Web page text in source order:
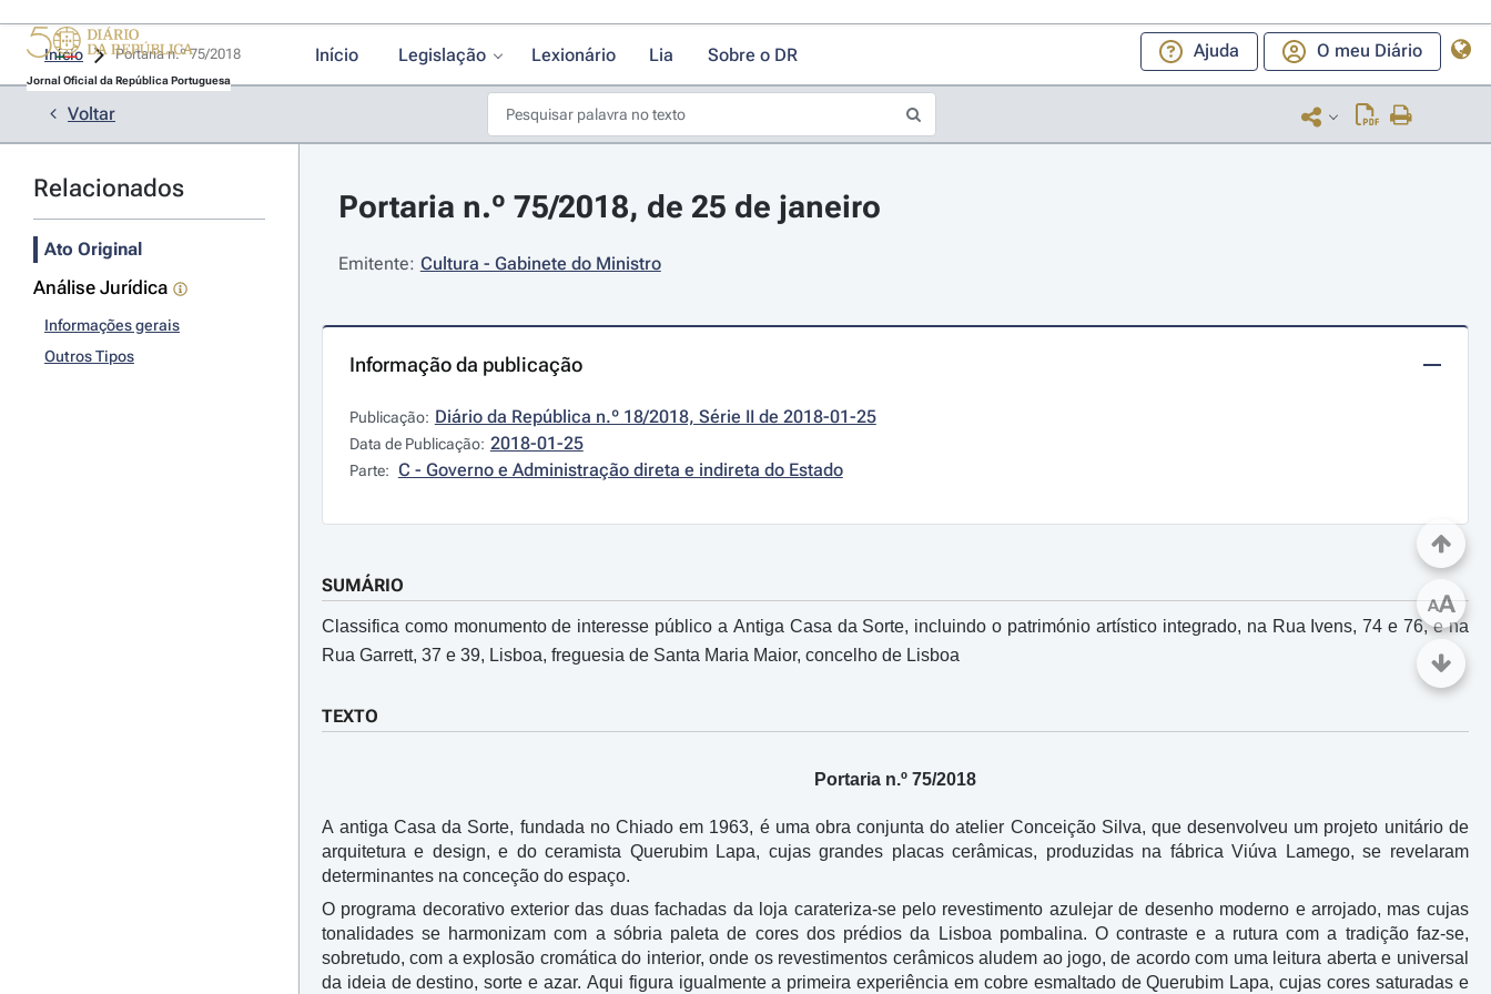
Jornal Oficial da República Portuguesa
Início Legislação Lexionário Lia Sobre o DR Ajuda O meu Diário
Início
Voltar
Relacionados
Ato Original
Análise Jurídica
Informações gerais
Outros Tipos
Portaria n.º 75/2018, de 25 de janeiro
Emitente: Cultura - Gabinete do Ministro
Informação da publicação
Publicação: Diário da República n.º 18/2018, Série II de 2018-01-25
Data de Publicação: 2018-01-25
Parte: C - Governo e Administração direta e indireta do Estado
SUMÁRIO
Classifica como monumento de interesse público a Antiga Casa da Sorte, incluindo o património artístico integrado, na Rua Ivens, 74 e 76, e na
Rua Garrett, 37 e 39, Lisboa, freguesia de Santa Maria Maior, concelho de Lisboa
TEXTO
Portaria n.º 75/2018
A antiga Casa da Sorte, fundada no Chiado em 1963, é uma obra conjunta do atelier Conceição Silva, que desenvolveu um projeto unitário de
arquitetura e design, e do ceramista Querubim Lapa, cujas grandes placas cerâmicas, produzidas na fábrica Viúva Lamego, se revelaram
determinantes na conceção do espaço.
O programa decorativo exterior das duas fachadas da loja carateriza-se pelo revestimento azulejar de desenho moderno e arrojado, mas cujas
tonalidades se harmonizam com a sóbria paleta de cores dos prédios da Lisboa pombalina. O contraste e a rutura com a tradição faz-se,
sobretudo, com a explosão cromática do interior, onde os revestimentos cerâmicos aludem ao jogo, de acordo com uma leitura aberta e universal
da ideia de destino, sorte e azar. Aqui figura igualmente a primeira experiência em cobre esmaltado de Querubim Lapa, cujas cores saturadas e
AA